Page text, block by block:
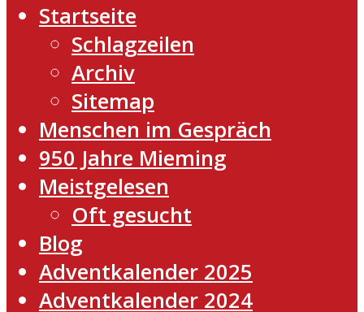
Startseite
Schlagzeilen
Archiv
Sitemap
Menschen im Gespräch
950 Jahre Mieming
Meistgelesen
Oft gesucht
Blog
Adventkalender 2025
Adventkalender 2024